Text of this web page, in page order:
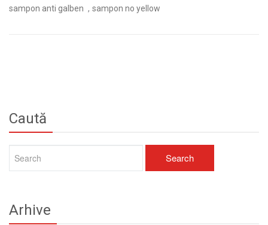
sampon anti galben , sampon no yellow
Caută
Arhive